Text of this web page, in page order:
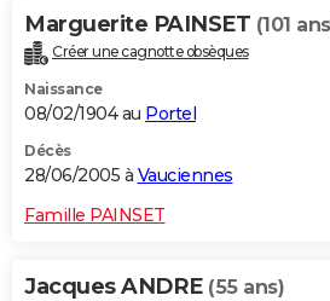
Marguerite PAINSET (101
Créer une cagnotte obsèques
Naissance
08/02/1904 au Portel
Décès
28/06/2005 à Vauciennes
Famille PAINSET
Jacques ANDRE (55 ans)